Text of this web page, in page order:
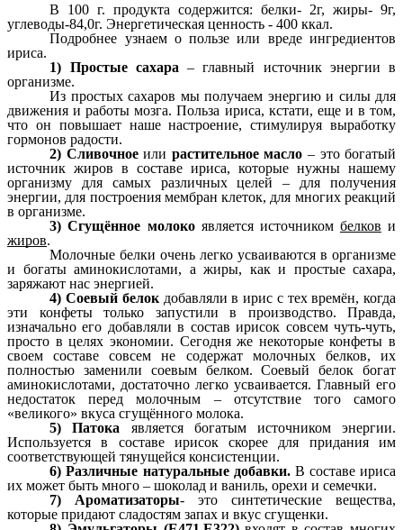
В 100 г. продукта содержится: белки- 2г, жиры- 9г,
углеводы-84,0г. Энергетическая ценность - 400 ккал.
Подробнее узнаем о пользе или вреде ингредиентов
ириса.
1) Простые сахара– главный источник энергии в
организме.
Из простых сахаров мы получаем энергию и силы для
движения и работы мозга. Польза ириса, кстати, еще и в том,
что он повышает наше настроение, стимулируя выработку
гормонов радости.
2) Сливочноеили растительное масло – это богатый
источник жиров в составе ириса, которые нужны нашему
организму для самых различных целей – для получения
энергии, для построения мембран клеток, для многих реакций
в организме.
3) Сгущённое молокоявляется источником белков и
жиров.
Молочные белки очень легко усваиваются в организме
и богаты аминокислотами, а жиры, как и простые сахара,
заряжают нас энергией.
4) Соевый белок добавляли в ирис с тех времён, когда
эти конфеты только запустили в производство. Правда,
изначально его добавляли в состав ирисок совсем чуть-чуть,
просто в целях экономии. Сегодня же некоторые конфеты в
своем составе совсем не содержат молочных белков, их
полностью заменили соевым белком. Соевый белок богат
аминокислотами, достаточно легко усваивается. Главный его
недостаток перед молочным – отсутствие того самого
«великого» вкуса сгущённого молока.
5) Патока является богатым источником энергии.
Используется в составе ирисок скорее для придания им
соответствующей тянущейся консистенции.
6) Различные натуральные добавки.В составе ириса
их может быть много – шоколад и ваниль, орехи и семечки.
7) Ароматизаторы- это синтетические вещества,
которые придают сладостям запах и вкус сгущенки.